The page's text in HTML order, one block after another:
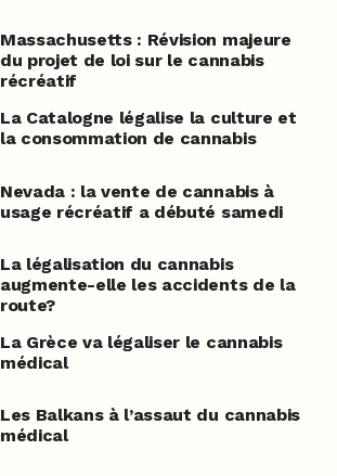
Massachusetts : Révision majeure
du projet de loi sur le cannabis
récréatif
La Catalogne légalise la culture et
la consommation de cannabis
Nevada : la vente de cannabis à
usage récréatif a débuté samedi
La légalisation du cannabis
augmente-elle les accidents de la
route?
La Grèce va légaliser le cannabis
médical
Les Balkans à l’assaut du cannabis
médical